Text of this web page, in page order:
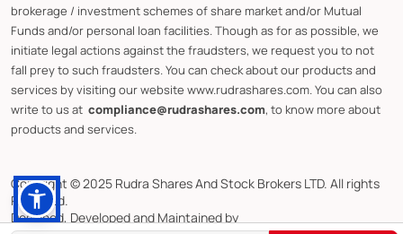
brokerage / investment schemes of share market and/or Mutual
Funds and/or personal loan facilities. Though as for as possible, we
initiate legal actions against the fraudsters, we request you to not
fall prey to such fraudsters. You can check about our products and
services by visiting our website www.rudrashares.com. You can also
write to us at compliance@rudrashares.com, to know more about
products and services.
Copyright © 2025 Rudra Shares And Stock Brokers LTD. All rights
Reserved.
Designed, Developed and Maintained by